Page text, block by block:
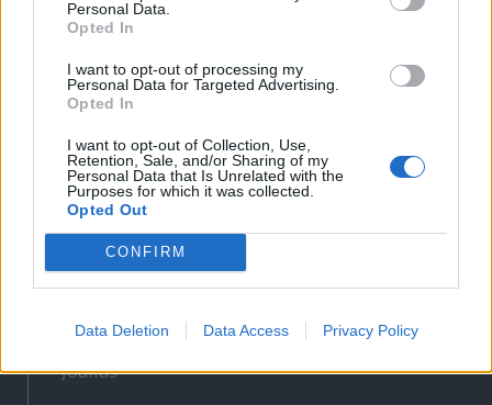
Personal Data.
Opted In
I want to opt-out of processing my
Personal Data for Targeted Advertising.
Opted In
I want to opt-out of Collection, Use,
Retention, Sale, and/or Sharing of my
Personal Data that Is Unrelated with the
Purposes for which it was collected.
Opted Out
CONFIRM
Data Deletion Data Access Privacy Policy
Sütibeállítások
Médiatér
Liget
Krónika
Bihari Napló
Erdélyi Napló
Főtér
Rádió GaGa
Jóállás